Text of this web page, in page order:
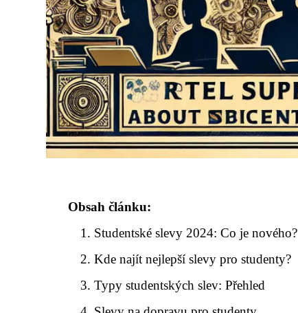
Obsah článku:
Studentské slevy 2024: Co je nového?
Kde najít nejlepší slevy pro studenty?
Typy studentských slev: Přehled